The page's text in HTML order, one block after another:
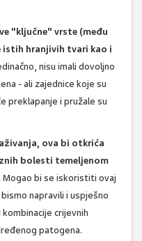
"ključne" vrste (među
istih hranjivih tvari kao i
nisu imali dovoljno
- ali zajednice koje su
preklapanje i pružale su
ova bi otkrića
bolesti temeljenom
Mogao bi se iskoristiti ovaj
napravili i uspješno
crijevnih
patogena.